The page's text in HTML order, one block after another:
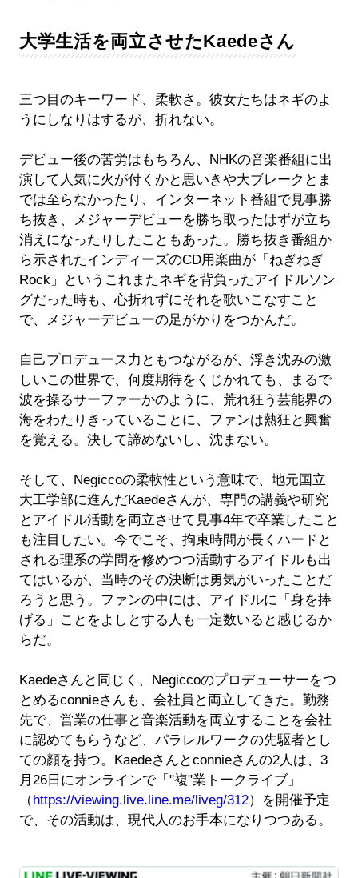
大学生活を両立させたKaedeさん
三つ目のキーワード、柔軟さ。彼女たちはネギのよ
うにしなりはするが、折れない。
デビュー後の苦労はもちろん、NHKの音楽番組に出
演して人気に火が付くかと思いきや大ブレークとま
では至らなかったり、インターネット番組で見事勝
ち抜き、メジャーデビューを勝ち取ったはずが立ち
消えになったりしたこともあった。勝ち抜き番組か
ら示されたインディーズのCD用楽曲が「ねぎねぎ
Rock」というこれまたネギを背負ったアイドルソン
グだった時も、心折れずにそれを歌いこなすこと
で、メジャーデビューの足がかりをつかんだ。
自己プロデュース力ともつながるが、浮き沈みの激
しいこの世界で、何度期待をくじかれても、まるで
波を操るサーファーかのように、荒れ狂う芸能界の
海をわたりきっていることに、ファンは熱狂と興奮
を覚える。決して諦めないし、沈まない。
そして、Negiccoの柔軟性という意味で、地元国立
大工学部に進んだKaedeさんが、専門の講義や研究
とアイドル活動を両立させて見事4年で卒業したこと
も注目したい。今でこそ、拘束時間が長くハードと
される理系の学問を修めつつ活動するアイドルも出
てはいるが、当時のその決断は勇気がいったことだ
ろうと思う。ファンの中には、アイドルに「身を捧
げる」ことをよしとする人も一定数いると感じるか
らだ。
Kaedeさんと同じく、Negiccoのプロデューサーをつ
とめるconnieさんも、会社員と両立してきた。勤務
先で、営業の仕事と音楽活動を両立することを会社
に認めてもらうなど、パラレルワークの先駆者とし
ての顔を持つ。Kaedeさんとconnieさんの2人は、3
月26日にオンラインで「"複"業トークライブ」
（https://viewing.live.line.me/liveg/312）を開催予定
で、その活動は、現代人のお手本になりつつある。